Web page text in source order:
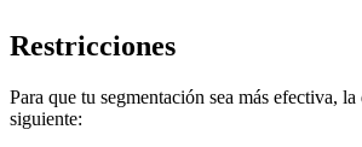
Restricciones
Para que tu segmentación sea más efectiva,
siguiente: